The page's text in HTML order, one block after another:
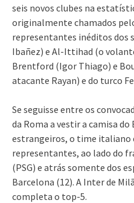
seis novos clubes na
originalmente chamados
representantes inéditos dos
Ibañez) e Al-Ittihad (o
Brentford (Igor Thiago) e
atacante Rayan) e do turco
Se seguisse entre os
da Roma a vestir a camisa
estrangeiros, o time italiano
representantes, ao lado do
(PSG) e atrás somente dos
Barcelona (12). A Inter de
completa o top-5.